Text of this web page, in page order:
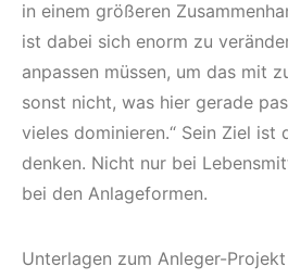
in einem größeren
ist dabei sich enorm zu
anpassen müssen, um das mit
sonst nicht, was hier gerade
vieles dominieren.“ Sein Ziel ist
denken. Nicht nur bei
bei den Anlageformen.
Unterlagen zum Anleger-